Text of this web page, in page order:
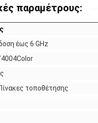
παραμέτρους:
έως 6 GHz
τοποθέτησης